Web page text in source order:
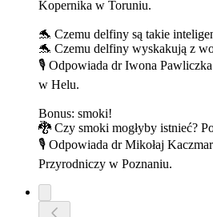
Kopernika w Toruniu.
🐬 Czemu delfiny są takie
🐬 Czemu delfiny wyskakują z
🎙️ Odpowiada dr Iwona
w Helu.
Bonus: smoki!
🐉 Czy smoki mogłyby istnieć?
🎙️ Odpowiada dr Mikołaj
Przyrodniczy w Poznaniu.